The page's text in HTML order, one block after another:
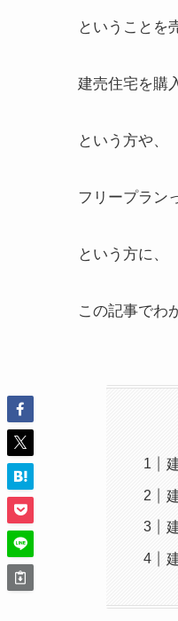
ということを
建売住宅を購
という方や、
フリープラン
という方に、
この記事でわ